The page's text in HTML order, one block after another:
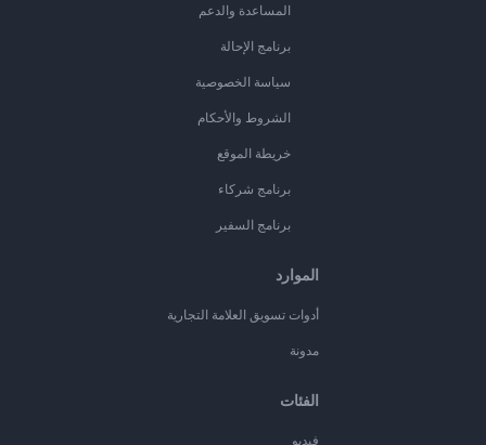
المساعدة والدعم
برنامج الإحالة
سياسة الخصوصية
الشروط والأحكام
خريطة الموقع
برنامج شركاء
برنامج السفير
الموارد
أدوات تسويق العلامة التجارية
مدونة
الفئات
فيديو